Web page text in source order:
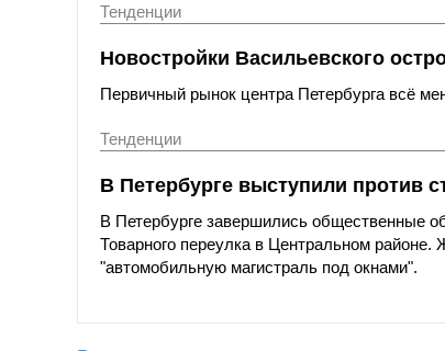
Тенденции
Новостройки Васильевского
Первичный рынок центра Петербурга всё
Тенденции
В Петербурге выступили против
В Петербурге завершились общественные
Товарного переулка в Центральном
"автомобильную магистраль под окнами".